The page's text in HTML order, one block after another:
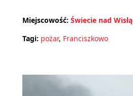
Miejscowość: Świecie nad Wisłą
Tagi: pożar, Franciszkowo